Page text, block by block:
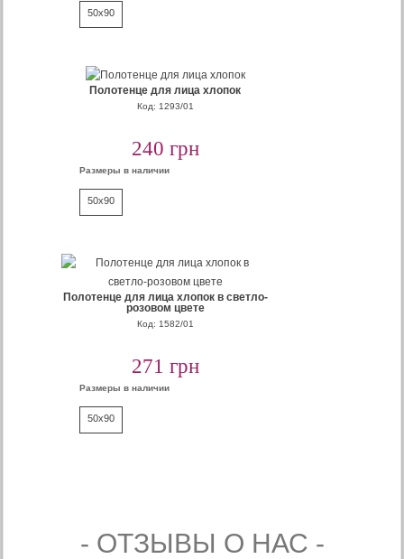
50x90
Полотенце для лица хлопок
Код: 1293/01
240 грн
Размеры в наличии
50x90
Полотенце для лица хлопок в светло-
розовом цвете
Код: 1582/01
271 грн
Размеры в наличии
50x90
- ОТЗЫВЫ О НАС -